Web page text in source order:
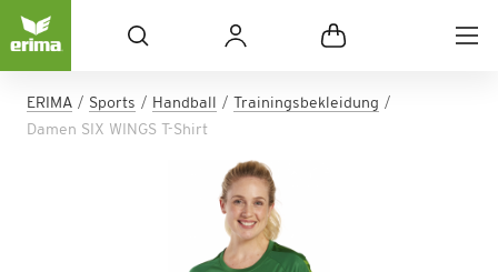
ERIMA Sports Handball
Trainingsbekleidung
Damen SIX WINGS T-Shirt